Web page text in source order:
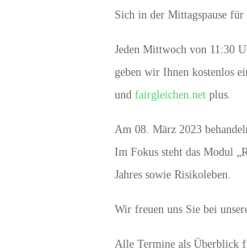
Sich in der Mittagspause
Jeden Mittwoch von 11:30
geben wir Ihnen kostenlos
und fairgleichen.net plus.
Am 08. März 2023
Im Fokus steht das Modul
Jahres sowie Risikoleben.
Wir freuen uns Sie bei
Alle Termine als Überblick